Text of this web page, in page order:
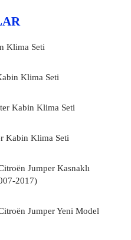
Klima Seti
Klima Seti
Kabin Klima Seti
Kabin Klima Seti
Jumper Kasnaklı
2017)
Jumper Yeni Model